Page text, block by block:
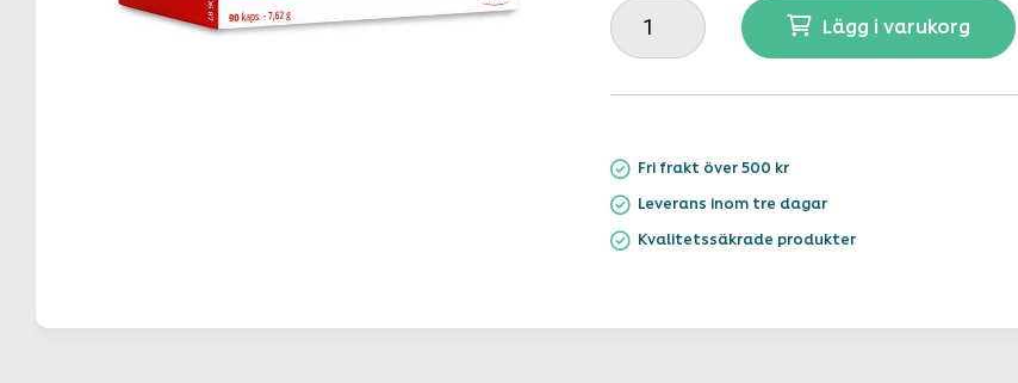
köp
DAOSiN
(90
Lägg i varukorg
Fri frakt över 500 kr
Leverans inom tre dagar
Kvalitetssäkrade produkter